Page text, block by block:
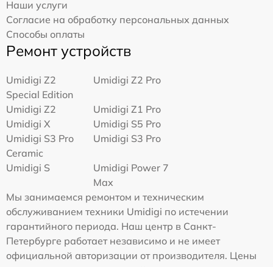
Наши услуги
Согласие на обработку персональных данных
Способы оплаты
Ремонт устройств
Umidigi Z2
Special Edition
Umidigi Z2 Pro
Umidigi Z2
Umidigi Z1 Pro
Umidigi X
Umidigi S5 Pro
Umidigi S3 Pro
Ceramic
Umidigi S3 Pro
Umidigi S
Umidigi Power 7
Max
Мы занимаемся ремонтом и техническим
обслуживанием техники Umidigi по истечении
гарантийного периода. Наш центр в Санкт-
Петербурге работает независимо и не имеет
официальной авторизации от производителя. Цены